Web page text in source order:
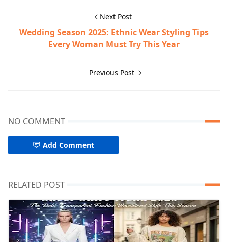
Next Post
Wedding Season 2025: Ethnic Wear Styling Tips
Every Woman Must Try This Year
Previous Post
NO COMMENT
Add Comment
RELATED POST